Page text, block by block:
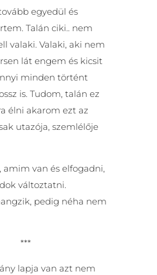
egyedül és
Talán ciki.. nem
valaki. Valaki, aki nem
lát engem és kicsit
minden történt
is. Tudom, talán ez
élni akarom ezt az
utazója, szemlélője
amim van és elfogadni,
változtatni.
pedig néha nem
***
lapja van azt nem